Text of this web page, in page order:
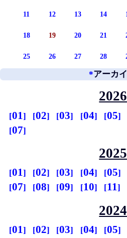
11 12 13 14
18 19 20 21
25 26 27 28
*アーカ
2026
01 02 03 04 05
07
2025
01 02 03 04 05
07
08 09 10 11
2024
01 02 03 04 05